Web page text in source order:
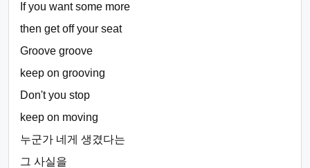
If you want some more
then get off your seat
Groove groove
keep on grooving
Don't you stop
keep on moving
누군가 네게 생겼다는
그 사실을